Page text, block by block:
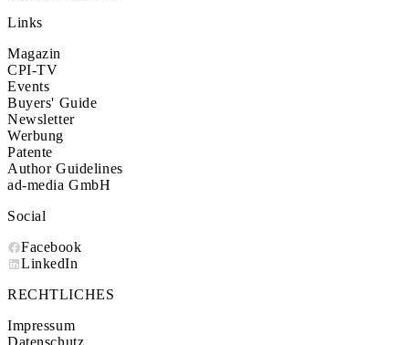
Links
Magazin
CPI-TV
Events
Buyers' Guide
Newsletter
Werbung
Patente
Author Guidelines
ad-media GmbH
Social
Facebook
LinkedIn
RECHTLICHES
Impressum
Datenschutz